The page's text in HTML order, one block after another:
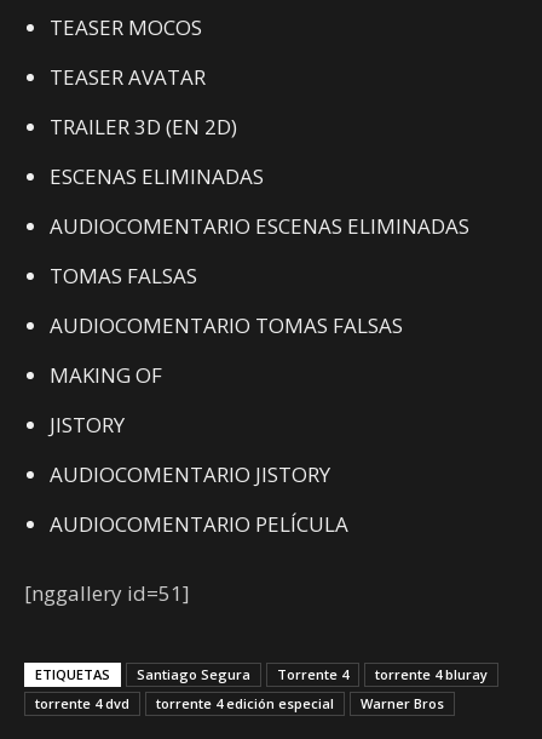
TEASER MOCOS
TEASER AVATAR
TRAILER 3D (EN 2D)
ESCENAS ELIMINADAS
AUDIOCOMENTARIO ESCENAS ELIMINADAS
TOMAS FALSAS
AUDIOCOMENTARIO TOMAS FALSAS
MAKING OF
JISTORY
AUDIOCOMENTARIO JISTORY
AUDIOCOMENTARIO PELÍCULA
[nggallery id=51]
ETIQUETAS Santiago Segura Torrente 4
torrente 4 bluray
torrente 4 dvd
torrente 4 edición especial Warner Bros